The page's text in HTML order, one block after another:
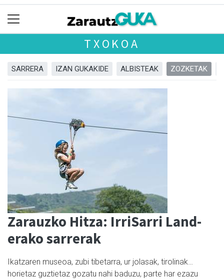
TXOKOA
SARRERA IZAN GUKAKIDE ALBISTEAK ZOZKETAK
Zarauzko Hitza: IrriSarri Land-
erako sarrerak
Ikatzaren museoa, zubi tibetarra, ur jolasak, tirolinak…
horietaz guztietaz gozatu nahi baduzu, parte har ezazu